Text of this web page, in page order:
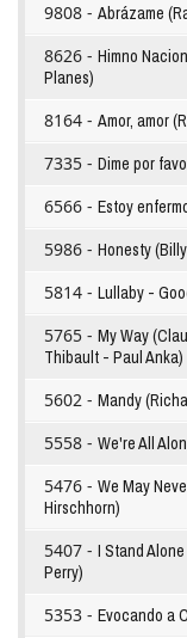
9808 - Abrázame
8626 - Himno
Planes)
8164 - Amor, amor
7335 - Dime por
6566 - Estoy
5986 - Honesty
5814 - Lullaby -
5765 - My Way
Thibault - Paul Anka)
5602 - Mandy
5558 - We're All
5476 - We May
Hirschhorn)
5407 - I Stand
Perry)
5353 - Evocando a